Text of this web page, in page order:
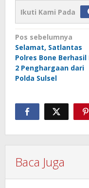
Ikuti Kami Pada
Navigasi
pos
Pos sebelumnya
Selamat, Satlantas
Polres Bone Berhasil
2 Penghargaan dari
Polda Sulsel
Baca Juga